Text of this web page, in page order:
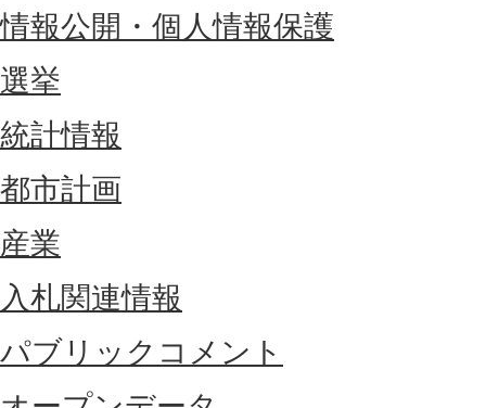
情報公開・個人情報保護
選挙
統計情報
都市計画
産業
入札関連情報
パブリックコメント